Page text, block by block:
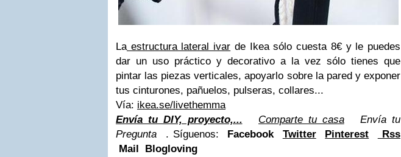
Laestructura lateral ivar de Ikea sólo cuesta 8€ y le puedes
dar un uso práctico y decorativo a la vez sólo tienes que
pintar las piezas verticales, apoyarlo sobre la pared y exponer
tus cinturones, pañuelos, pulseras, collares...
Vía: ikea.se/livethemma
Envía tu DIY, proyecto,...
Comparte tu casa
Envía tu
Pregunta . Síguenos: Facebook Twitter Pinterest
Rss
Mail Blogloving